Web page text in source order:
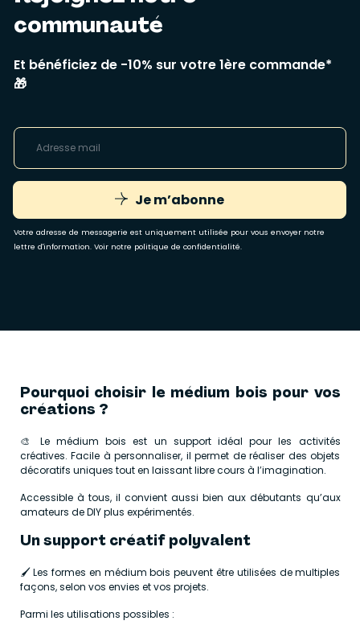
communauté
Et bénéficiez de -10% sur votre 1ère commande*
🎁
Je m’abonne
Votre adresse de messagerie est uniquement utilisée pour vous envoyer notre
lettre d'information. Voir notre politique de confidentialité.
Pourquoi choisir le médium bois pour vos
créations ?
🎨 Le médium bois est un support idéal pour les activités
créatives. Facile à personnaliser, il permet de réaliser des objets
décoratifs uniques tout en laissant libre cours à l’imagination.
Accessible à tous, il convient aussi bien aux débutants qu’aux
amateurs de DIY plus expérimentés.
Un support créatif polyvalent
🖌️ Les formes en médium bois peuvent être utilisées de multiples
façons, selon vos envies et vos projets.
Parmi les utilisations possibles :